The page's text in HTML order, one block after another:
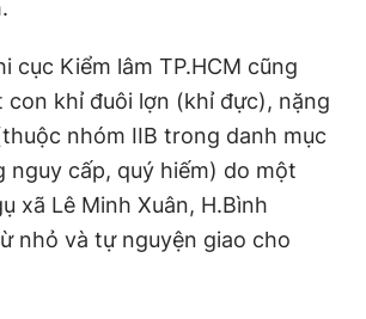
cục Kiểm lâm TP.HCM cũng
con khỉ đuôi lợn (khỉ đực), nặng
nhóm IIB trong danh mục
nguy cấp, quý hiếm) do một
xã Lê Minh Xuân, H.Bình
nhỏ và tự nguyện giao cho